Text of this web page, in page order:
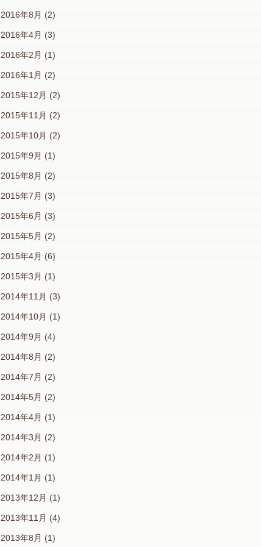
2016年8月 (2)
2016年4月 (3)
2016年2月 (1)
2016年1月 (2)
2015年12月 (2)
2015年11月 (2)
2015年10月 (2)
2015年9月 (1)
2015年8月 (2)
2015年7月 (3)
2015年6月 (3)
2015年5月 (2)
2015年4月 (6)
2015年3月 (1)
2014年11月 (3)
2014年10月 (1)
2014年9月 (4)
2014年8月 (2)
2014年7月 (2)
2014年5月 (2)
2014年4月 (1)
2014年3月 (2)
2014年2月 (1)
2014年1月 (1)
2013年12月 (1)
2013年11月 (4)
2013年8月 (1)